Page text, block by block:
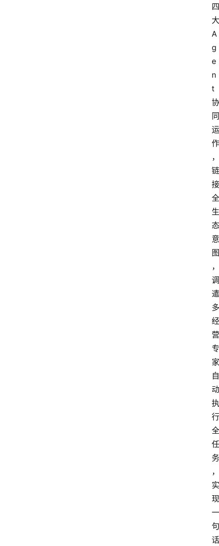
四
大
A
g
e
n
t
协
同
运
作
，
链
接
全
生
态
意
图
，
调
遣
多
经
营
专
家
自
动
执
行
全
任
务
，
实
现
一
句
话